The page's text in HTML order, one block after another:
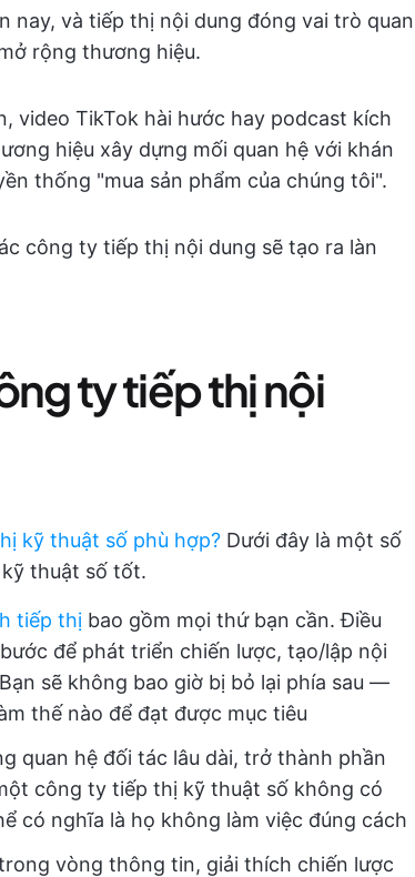
nay, và tiếp thị nội dung đóng vai trò quan
rộng thương hiệu.
video TikTok hài hước hay podcast kích
hiệu xây dựng mối quan hệ với khán
thống "mua sản phẩm của chúng tôi".
công ty tiếp thị nội dung sẽ tạo ra làn
ty tiếp thị nội
kỹ thuật số phù hợp? Dưới đây là một số
thuật số tốt.
tiếp thị bao gồm mọi thứ bạn cần. Điều
để phát triển chiến lược, tạo/lập nội
sẽ không bao giờ bị bỏ lại phía sau —
thế nào để đạt được mục tiêu
quan hệ đối tác lâu dài, trở thành phần
công ty tiếp thị kỹ thuật số không có
có nghĩa là họ không làm việc đúng cách
vòng thông tin, giải thích chiến lược